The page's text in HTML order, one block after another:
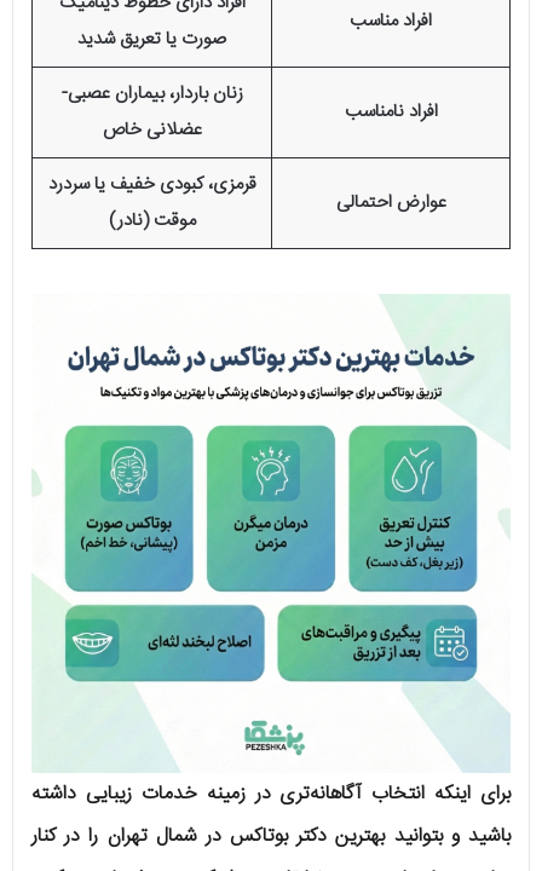
افراد مناسب
صورت یا تعریق شدید
افراد نامناسب
زنان باردار، بیماران عصبی-
عضلانی خاص
عوارض احتمالی
قرمزی، کبودی خفیف یا سردرد
موقت (نادر)
برای اینکه انتخاب آگاهانه‌تری در زمینه خدمات زیبایی داشته
باشید و بتوانید بهترین دکتر بوتاکس در شمال تهران را در کنار